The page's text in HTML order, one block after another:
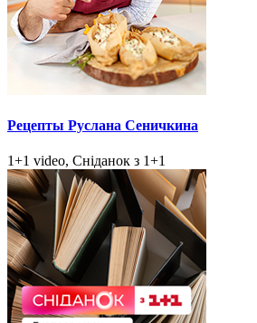
Рецепты Руслана Сеничкина
1+1 video, Сніданок з 1+1